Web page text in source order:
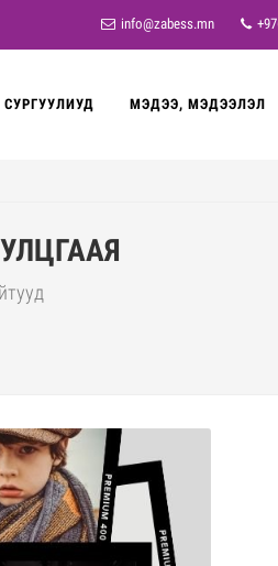
info@zabess.mn
СУРГУУЛИУД МЭДЭЭ, МЭДЭЭЛЭЛ